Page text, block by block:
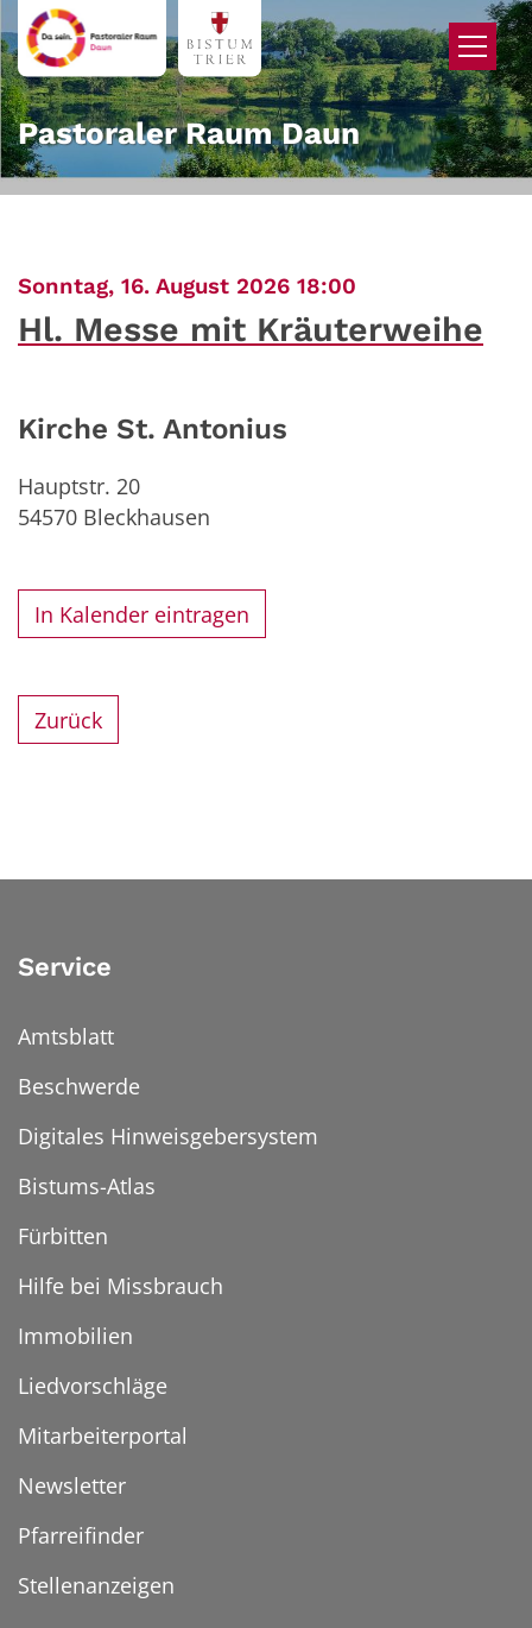
Zum Inhalt springen
Pastoraler Raum Daun
Sonntag, 16. August 2026 18:00
Hl. Messe mit Kräuterweihe
Kirche St. Antonius
Hauptstr. 20
54570 Bleckhausen
In Kalender eintragen
Zurück
Service
Amtsblatt
Beschwerde
Digitales Hinweisgebersystem
Bistums-Atlas
Fürbitten
Hilfe bei Missbrauch
Immobilien
Liedvorschläge
Mitarbeiterportal
Newsletter
Pfarreifinder
Stellenanzeigen